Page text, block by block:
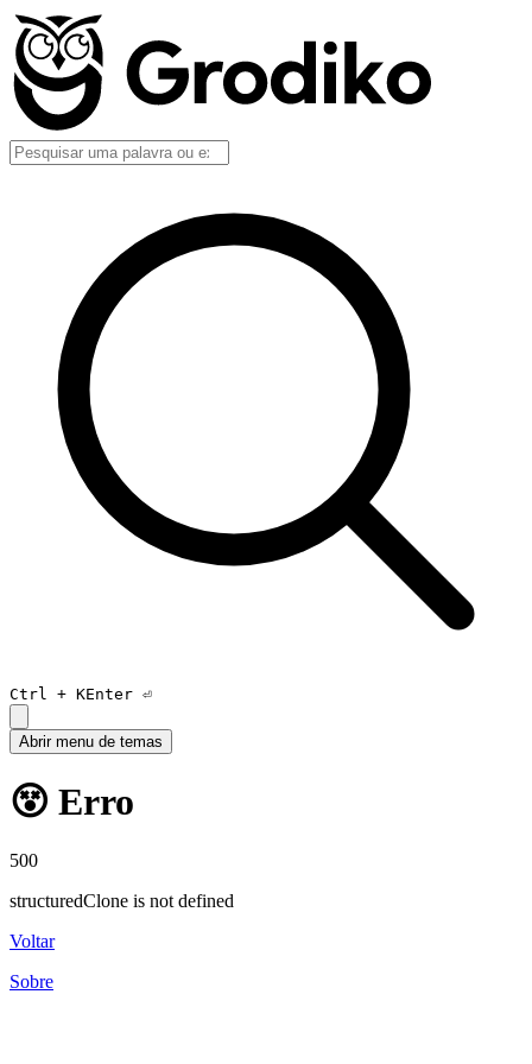
Ctrl + KEnter ⏎
Abrir menu de temas
😵 Erro
500
structuredClone is not defined
Voltar
Sobre